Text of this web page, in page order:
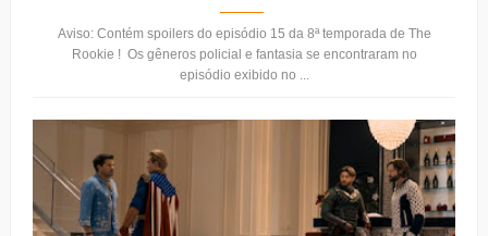
Aviso: Contém spoilers do episódio 15 da 8ª temporada de The
Rookie ! Os gêneros policial e fantasia se encontraram no
episódio exibido no ...